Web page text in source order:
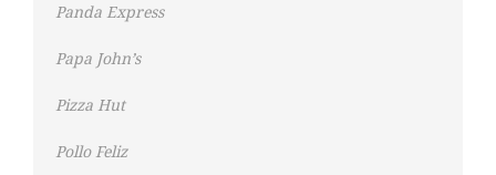
Panda Express
Papa John’s
Pizza Hut
Pollo Feliz